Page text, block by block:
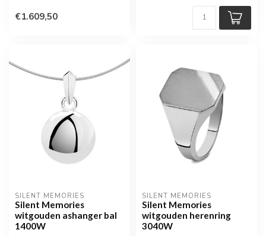
€1.609,50
SILENT MEMORIES
Silent Memories
witgouden ashanger bal
1400W
SILENT MEMORIES
Silent Memories
witgouden herenring
3040W